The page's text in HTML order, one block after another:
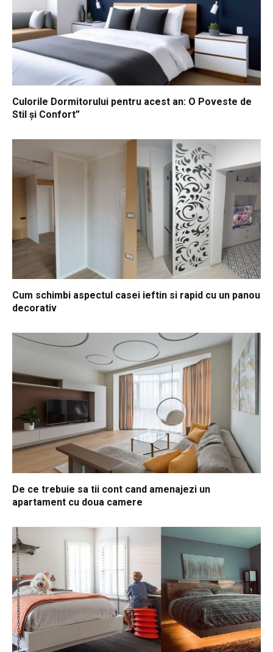
Culorile Dormitorului pentru acest an: O Poveste de
Stil și Confort”
Cum schimbi aspectul casei ieftin si rapid cu un panou
decorativ
De ce trebuie sa tii cont cand amenajezi un
apartament cu doua camere